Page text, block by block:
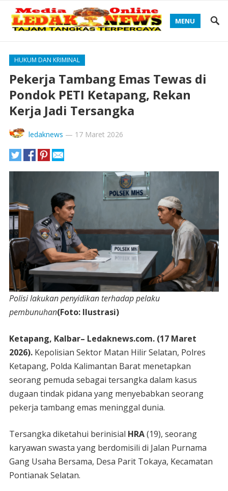
MENU
HUKUM DAN KRIMINAL
Pekerja Tambang Emas Tewas di
Pondok PETI Ketapang, Rekan
Kerja Jadi Tersangka
ledaknews — 17 Maret 2026
Polisi lakukan penyidikan terhadap pelaku
pembunuhan(Foto: Ilustrasi)
Ketapang, Kalbar– Ledaknews.com. (17 Maret
2026).Kepolisian Sektor Matan Hilir Selatan, Polres
Ketapang, Polda Kalimantan Barat menetapkan
seorang pemuda sebagai tersangka dalam kasus
dugaan tindak pidana yang menyebabkan seorang
pekerja tambang emas meninggal dunia.
Tersangka diketahui berinisial HRA(19), seorang
karyawan swasta yang berdomisili di Jalan Purnama
Gang Usaha Bersama, Desa Parit Tokaya, Kecamatan
Pontianak Selatan.